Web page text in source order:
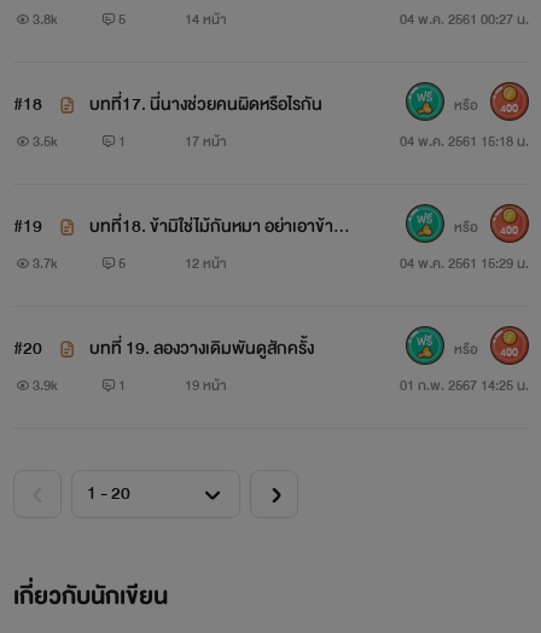
ดูแลชายร่าง ‘ผัก’ อย่างเขา! รับภารกิจส่งร่างผักกลับเมืองหลวง!
สตรีนางหนึ่งจะรักใคร่ชายสองคนไม่ได้ คิดถึงเรื่องนี้นางก็อยาก
เอาหัวโขกต้นไม้ใหญ่ให้ได้สติ นางไม่ใช่หญิงมากรักสองใจนะ!
เพลงมีนา
3.8k 5 14 หน้า 04 พ.ค. 2561 00:27 น.
#18 บทที่17. นี่นางช่วยคนผิดหรือไรกัน
3.5k 1 17 หน้า 04 พ.ค. 2561 15:18 น.
หรือ 400
#19
บทที่18. ข้ามิใช่ไม้กันหมา อย่าเอาข้ามา
บังหน้าเจ้า
3.7k 5 12 หน้า 04 พ.ค. 2561 15:29 น.
หรือ 400
#20 บทที่ 19. ลองวางเดิมพันดูสักครั้ง
3.9k 1 19 หน้า 01 ก.พ. 2567 14:25 น.
หรือ 400
เกี่ยวกับนักเขียน